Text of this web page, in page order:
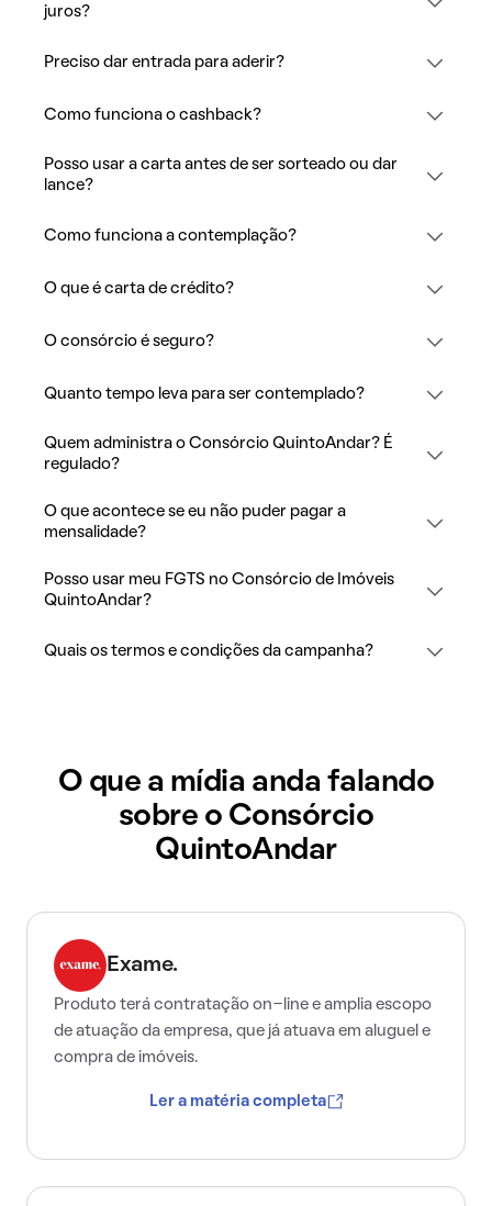
juros?
Preciso dar entrada para aderir?
Como funciona o cashback?
Posso usar a carta antes de ser sorteado ou dar
lance?
Como funciona a contemplação?
O que é carta de crédito?
O consórcio é seguro?
Quanto tempo leva para ser contemplado?
Quem administra o Consórcio QuintoAndar? É
regulado?
O que acontece se eu não puder pagar a
mensalidade?
Posso usar meu FGTS no Consórcio de Imóveis
QuintoAndar?
Quais os termos e condições da campanha?
O que a mídia anda falando
sobre o Consórcio
QuintoAndar
Exame.
Produto terá contratação on-line e amplia escopo
de atuação da empresa, que já atuava em aluguel e
compra de imóveis.
Ler a matéria completa